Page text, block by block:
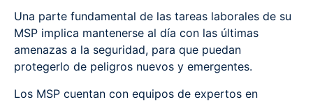
Una parte fundamental de las tareas laborales de su
MSP implica mantenerse al día con las últimas
amenazas a la seguridad, para que puedan
protegerlo de peligros nuevos y emergentes.
Los MSP cuentan con equipos de expertos en